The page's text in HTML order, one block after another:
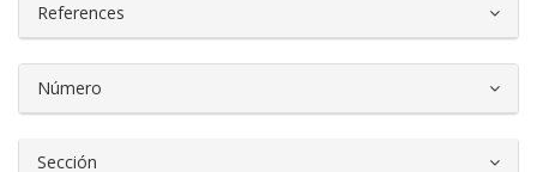
References
Número
Sección